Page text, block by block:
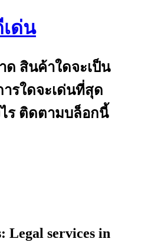
ด่น
ด สินค้าใดจะเป็น
รใดจะเด่นที่สุด
ร ติดตามบล็อกนี้
Legal services in